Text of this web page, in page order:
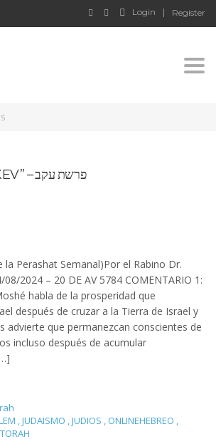
Login Register
PERASHAT “EKEV” – פרשת עקב
Perashat Semanal)Por el Rabino Dr.
2024 – 20 DE AV 5784 COMENTARIO 1:
habla de la prosperidad que
después de cruzar a la Tierra de Israel y
advierte que permanezcan conscientes de
incluso después de acumular
,JUDAISMO ,JUDIOS , ONLINEHEBREO ,
TORAH